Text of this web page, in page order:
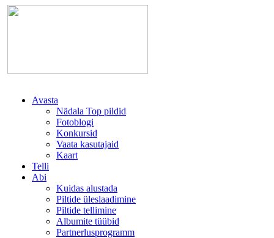
Avasta
Nädala Top pildid
Fotoblogi
Konkursid
Vaata kasutajaid
Kaart
Telli
Abi
Kuidas alustada
Piltide üleslaadimine
Piltide tellimine
Albumite tüübid
Partnerlusprogramm